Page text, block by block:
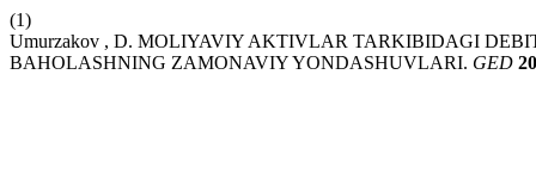
(1)
Umurzakov , D. MOLIYAVIY AKTIVLAR TARKIBIDAGI
BAHOLASHNING ZAMONAVIY YONDASHUVLARI. GED